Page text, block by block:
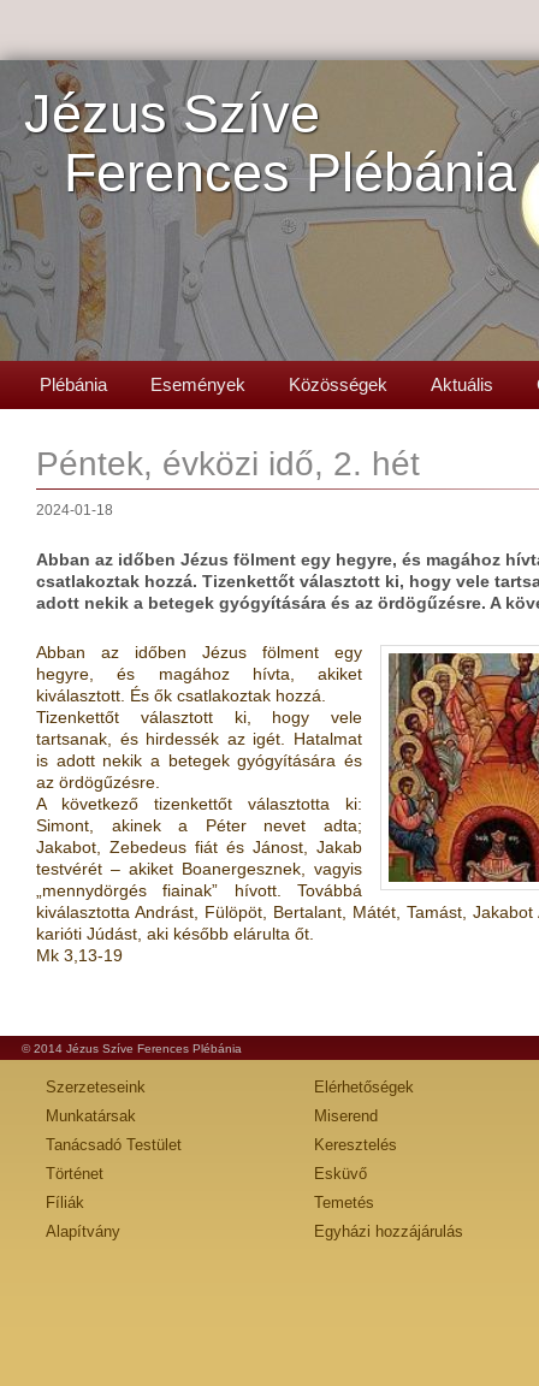
Jézus Szíve
Ferences Plébánia
Plébánia Események Közösségek Aktuális
Péntek, évközi idő, 2. hét
2024-01-18
Abban az időben Jézus fölment egy hegyre, és magához
csatlakoztak hozzá. Tizenkettőt választott ki, hogy vele
adott nekik a betegek gyógyítására és az ördögűzésre. A
Abban az időben Jézus fölment egy
hegyre, és magához hívta, akiket
kiválasztott. És ők csatlakoztak hozzá.
Tizenkettőt választott ki, hogy vele
tartsanak, és hirdessék az igét. Hatalmat
is adott nekik a betegek gyógyítására és
az ördögűzésre.
A következő tizenkettőt választotta ki:
Simont, akinek a Péter nevet adta;
Jakabot, Zebedeus fiát és Jánost, Jakab
testvérét – akiket Boanergesznek, vagyis
„mennydörgés fiainak” hívott. Továbbá
kiválasztotta Andrást, Fülöpöt, Bertalant, Mátét, Tamást,
karióti Júdást, aki később elárulta őt.
Mk 3,13-19
© 2014 Jézus Szíve Ferences Plébánia
Szerzeteseink
Munkatársak
Tanácsadó Testület
Történet
Fíliák
Alapítvány
Elérhetőségek
Miserend
Keresztelés
Esküvő
Temetés
Egyházi hozzájárulás